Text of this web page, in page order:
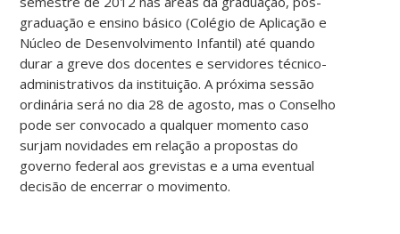
graduação e ensino básico (Colégio de Aplicação e
Núcleo de Desenvolvimento Infantil) até quando
durar a greve dos docentes e servidores técnico-
administrativos da instituição. A próxima sessão
ordinária será no dia 28 de agosto, mas o Conselho
pode ser convocado a qualquer momento caso
surjam novidades em relação a propostas do
governo federal aos grevistas e a uma eventual
decisão de encerrar o movimento.